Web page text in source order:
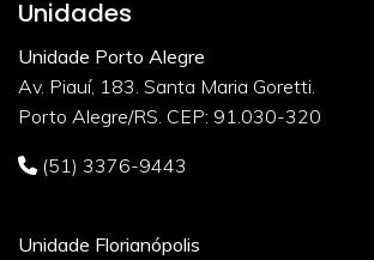
Unidades
Unidade Porto Alegre
Av. Piauí, 183. Santa Maria Goretti.
Porto Alegre/RS. CEP: 91.030-320
(51) 3376-9443
Unidade Florianópolis